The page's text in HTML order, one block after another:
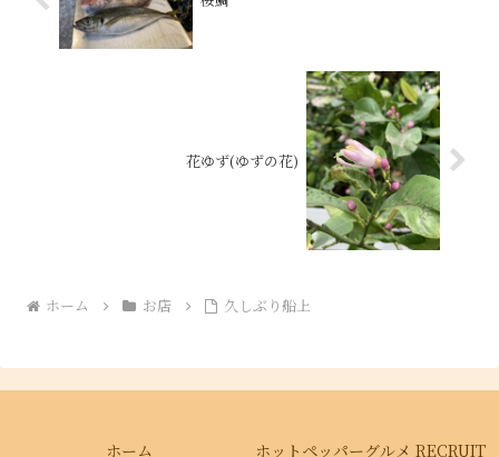
花ゆず(ゆずの花)
ホーム お店 久しぶり船上
ホーム ホットペッパーグルメ RECRUIT